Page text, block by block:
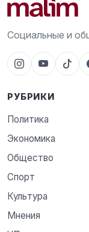
Социальные и
РУБРИКИ
Политика
Экономика
Общество
Спорт
Культура
Мнения